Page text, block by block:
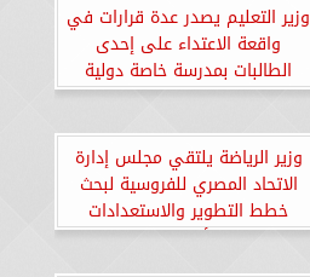
وزير التعليم يصدر عدة قرارات في
واقعة الاعتداء على إحدى
الطالبات بمدرسة خاصة دولية
بالقاهرة
وزير الرياضة يلتقي مجلس إدارة
الاتحاد المصري للفروسية لبحث
خطط التطوير والاستعدادات
الأولمبية